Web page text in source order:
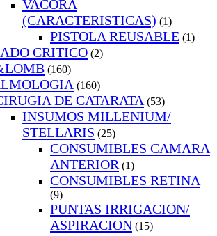
VACORA
(CARACTERISTICAS) (1)
PISTOLA REUSABLE (1)
CRITICO (2)
(160)
(160)
DE CATARATA (53)
INSUMOS MILLENIUM/
STELLARIS (25)
CONSUMIBLES CAMARA
ANTERIOR (1)
CONSUMIBLES RETINA
(9)
PUNTAS IRRIGACION/
ASPIRACION (15)